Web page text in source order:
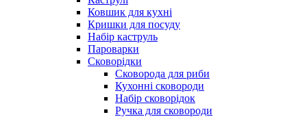
Ковшик для кухні
Кришки для посуду
Набір каструль
Пароварки
Сковорідки
Сковорода для риби
Кухонні сковороди
Набір сковорідок
Ручка для сковороди